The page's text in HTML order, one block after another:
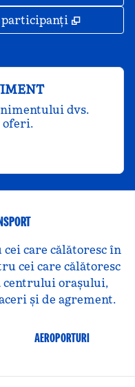
participanți ,
dvs.
oferi.
care călătoresc în
cei care călătoresc
centrului orașului,
și de agrement.
AEROPORTURI